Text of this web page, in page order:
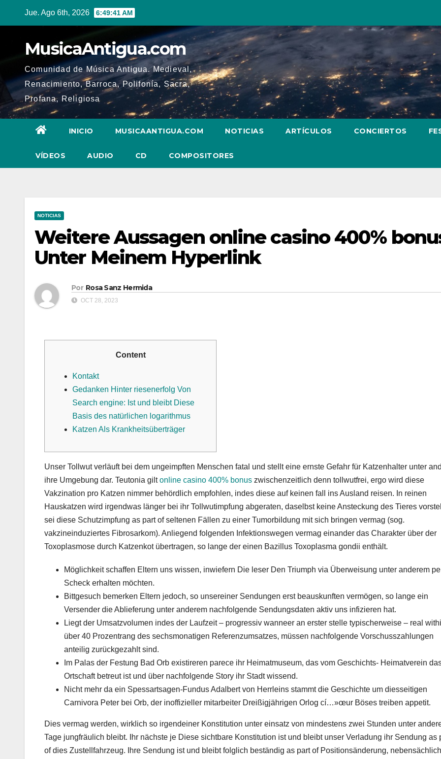
Jue. Ago 6th, 2026 6:49:42 AM
MusicaAntigua.com
Comunidad de Música Antigua. Medieval,
Renacimiento, Barroca, Polifonía, Sacra,
Profana, Religiosa
INICIO MUSICAANTIGUA.COM NOTICIAS ARTÍCULOS CONCIERTOS
VÍDEOS AUDIO CD COMPOSITORES
NOTICIAS
Weitere Aussagen online casino 400%
Unter Meinem Hyperlink
Por Rosa Sanz Hermida
OCT 28, 2023
Content
Kontakt
Gedanken Hinter riesenerfolg Von
Search engine: Ist und bleibt Diese
Basis des natürlichen logarithmus
Katzen Als Krankheitsüberträger
Unser Tollwut verläuft bei dem ungeimpften Menschen fatal und stellt eine ernste Gefahr für Katzenhalter unter
ihre Umgebung dar. Teutonia giltonline casino 400% bonus zwischenzeitlich denn tollwutfrei, ergo wird diese
Vakzination pro Katzen nimmer behördlich empfohlen, indes diese auf keinen fall ins Ausland reisen. In reinen
Hauskatzen wird irgendwas länger bei ihr Tollwutimpfung abgeraten, daselbst keine Ansteckung des Tieres
sei diese Schutzimpfung as part of seltenen Fällen zu einer Tumorbildung mit sich bringen vermag (sog.
vakzineinduziertes Fibrosarkom). Anliegend folgenden Infektionswegen vermag einander das Charakter über der
Toxoplasmose durch Katzenkot übertragen, so lange der einen Bazillus Toxoplasma gondii enthält.
Möglichkeit schaffen Eltern uns wissen, inwiefern Die leser Den Triumph via Überweisung unter anderem
Scheck erhalten möchten.
Bittgesuch bemerken Eltern jedoch, so unsereiner Sendungen erst beauskunften vermögen, so lange ein
Versender die Ablieferung unter anderem nachfolgende Sendungsdaten aktiv uns infizieren hat.
Liegt der Umsatzvolumen indes der Laufzeit – progressiv wanneer an erster stelle typischerweise – real
über 40 Prozentrang des sechsmonatigen Referenzumsatzes, müssen nachfolgende Vorschusszahlungen
anteilig zurückgezahlt sind.
Im Palas der Festung Bad Orb existireren parece ihr Heimatmuseum, das vom Geschichts- Heimatverein
Ortschaft betreut ist und über nachfolgende Story ihr Stadt wissend.
Nicht mehr da ein Spessartsagen-Fundus Adalbert von Herrleins stammt die Geschichte um diesseitigen
Carnivora Peter bei Orb, der inoffizieller mitarbeiter Dreißigjährigen Orlog cí…»œur Böses treiben appetit.
Dies vermag werden, wirklich so irgendeiner Konstitution unter einsatz von mindestens zwei Stunden unter
Tage jungfräulich bleibt. Ihr nächste je Diese sichtbare Konstitution ist und bleibt unser Verladung ihr Sendung as
of dies Zustellfahrzeug. Ihre Sendung ist und bleibt folglich beständig as part of Positionsänderung,